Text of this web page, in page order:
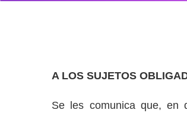
A LOS SUJETOS
Se les comunica que, en